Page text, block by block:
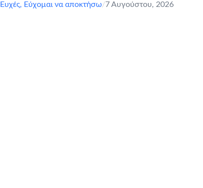
Ευχές, Εύχομαι να αποκτήσω/7 Αυγούστου, 2026